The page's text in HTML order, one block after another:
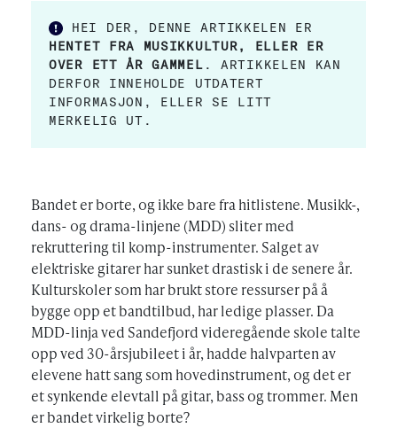
HEI DER, DENNE ARTIKKELEN ER
HENTET FRA MUSIKKULTUR, ELLER ER
OVER ETT ÅR GAMMEL . ARTIKKELEN KAN
DERFOR INNEHOLDE UTDATERT
INFORMASJON, ELLER SE LITT
MERKELIG UT.
Bandet er borte, og ikke bare fra hitlistene. Musikk-,
dans- og drama-linjene (MDD) sliter med
rekruttering til komp-instrumenter. Salget av
elektriske gitarer har sunket drastisk i de senere år.
Kulturskoler som har brukt store ressurser på å
bygge opp et bandtilbud, har ledige plasser. Da
MDD-linja ved Sandefjord videregående skole talte
opp ved 30-årsjubileet i år, hadde halvparten av
elevene hatt sang som hovedinstrument, og det er
et synkende elevtall på gitar, bass og trommer. Men
er bandet virkelig borte?